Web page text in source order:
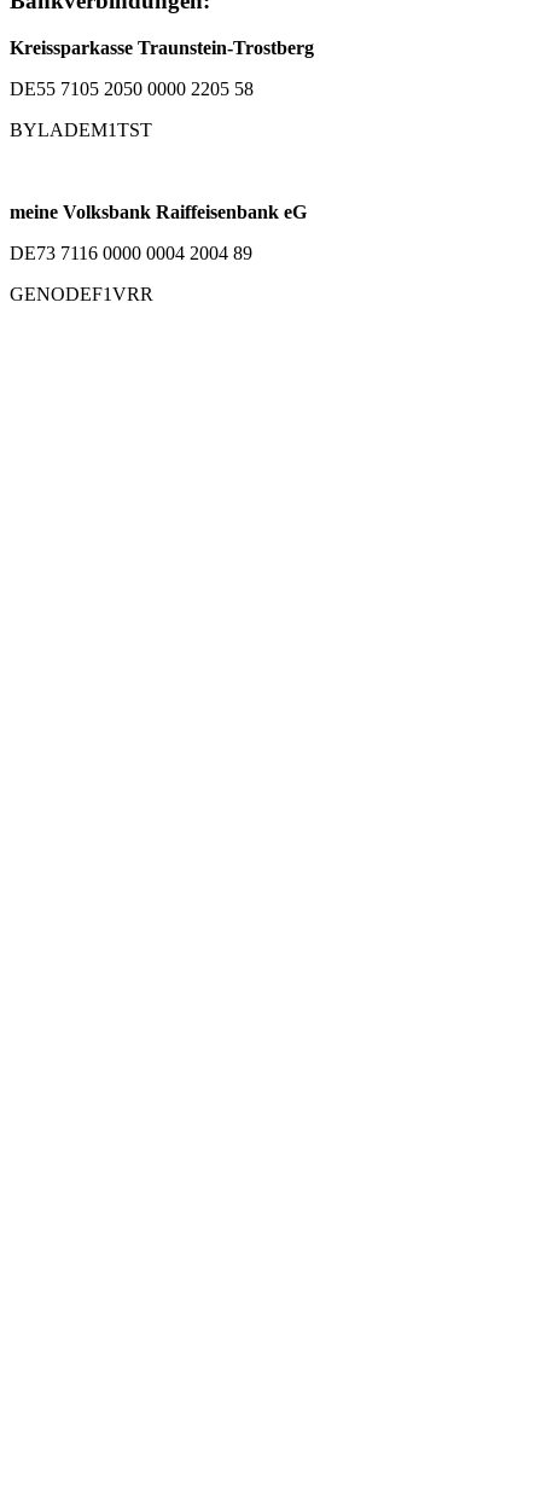
Kreissparkasse Traunstein-Trostberg
DE55 7105 2050 0000 2205 58
BYLADEM1TST
meine Volksbank Raiffeisenbank eG
DE73 7116 0000 0004 2004 89
GENODEF1VRR